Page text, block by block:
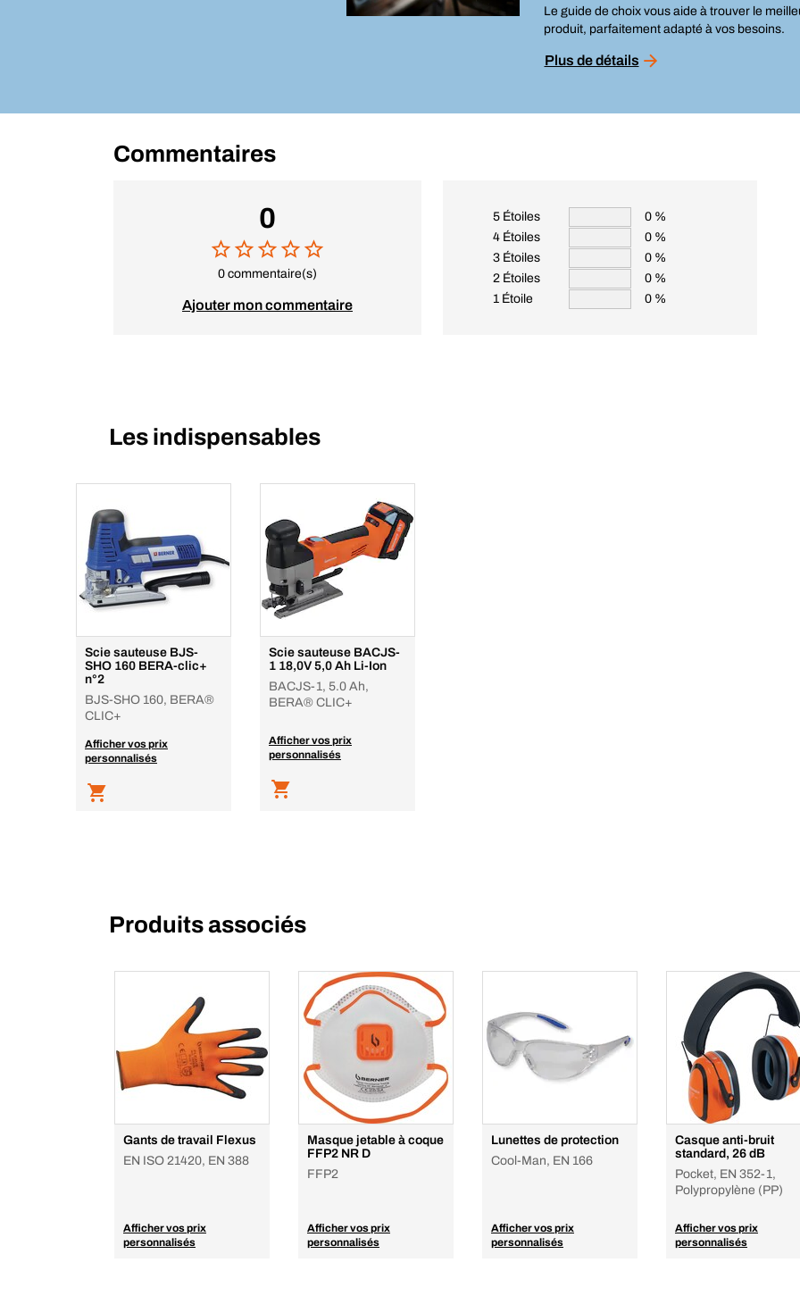
Le guide de choix vous aide à trouver le
produit, parfaitement adapté à vos besoins.
Plus de détails
Commentaires
0
0 commentaire(s)
Ajouter mon commentaire
5 Étoiles
0 %
4 Étoiles
0 %
3 Étoiles
0 %
2 Étoiles
0 %
1 Étoile
0 %
Les indispensables
Scie sauteuse BJS-
SHO 160 BERA-clic+
n°2
BJS-SHO 160, BERA®
CLIC+
Afficher vos prix
personnalisés
Scie sauteuse BACJS-
1 18,0V 5,0 Ah Li-Ion
BACJS-1, 5.0 Ah,
BERA® CLIC+
Afficher vos prix
personnalisés
Produits associés
Gants de travail Flexus
EN ISO 21420, EN 388
Afficher vos prix
personnalisés
Masque jetable à coque
FFP2 NR D
FFP2
Afficher vos prix
personnalisés
Lunettes de protection
Cool-Man, EN 166
Afficher vos prix
personnalisés
Casque anti-bruit
standard, 26 dB
Pocket, EN 352-1,
Polypropylène (PP)
Afficher vos prix
personnalisés